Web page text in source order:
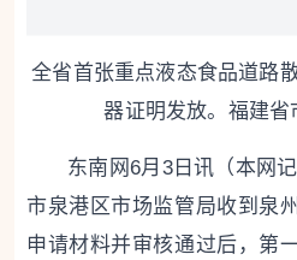
全省首张重点液态食品道路
器证明发放。福建省
东南网6月3日讯（本网
市泉港区市场监管局收到泉
申请材料并审核通过后，第